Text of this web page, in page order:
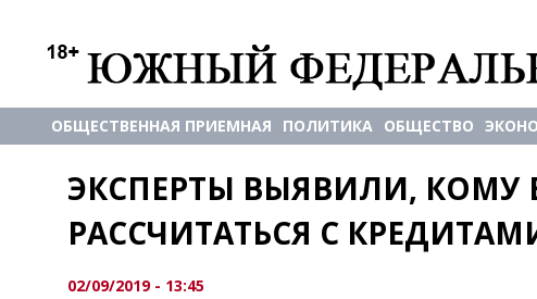
ОБЩЕСТВЕННАЯ ПРИЕМНАЯ ПОЛИТИКА ОБЩЕСТВО
ЭКСПЕРТЫ ВЫЯВИЛИ, КОМУ
РАССЧИТАТЬСЯ С
02/09/2019 - 13:45